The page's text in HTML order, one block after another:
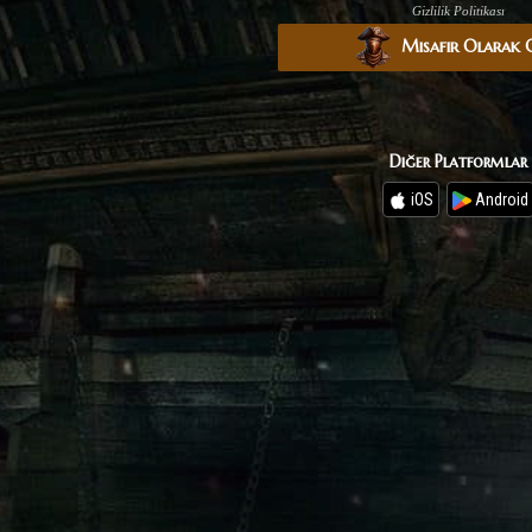
Gizlilik Politikası
Misafir Olarak
Diğer Platformlar
iOS Android